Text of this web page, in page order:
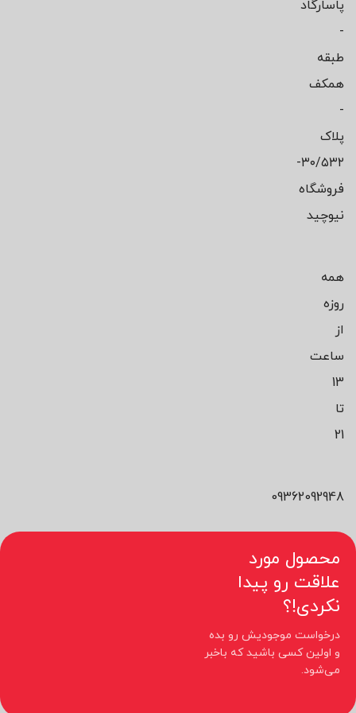
پاسارگاد
-
طبقه
همکف
-
پلاک
۳۰/۵۳۲-
فروشگاه
نیوچید
همه
روزه
از
ساعت
13
تا
21
09362092948
محصول مورد
علاقت رو پیدا
نکردی!؟
درخواست موجودیش رو بده
و اولین کسی باشید که باخبر
می‌شود.